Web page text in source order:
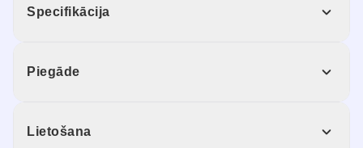
Specifikācija
Piegāde
Lietošana